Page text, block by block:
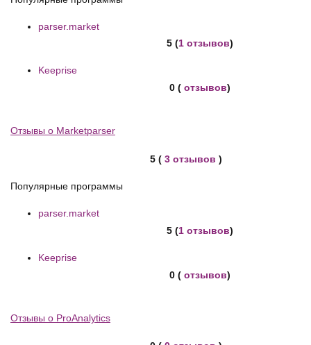
parser.market
5 (1 отзывов)
Keeprise
0 ( отзывов)
Отзывы о Marketparser
5 ( 3 отзывов )
Популярные программы
parser.market
5 (1 отзывов)
Keeprise
0 ( отзывов)
Отзывы о ProAnalytics